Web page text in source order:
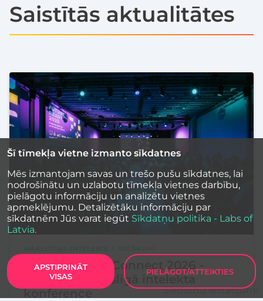
Saistītās aktualitātes
Rīgā notiks AI Connect 2026 -
vērienīga mākslīgā intelekta
konference
Šī tīmekļa vietne izmanto sīkdatnes
Mēs izmantojam savas un trešo pušu sīkdatnes, lai
nodrošinātu un uzlabotu tīmekļa vietnes darbību,
pielāgotu informāciju un analizētu vietnes
apmeklējumu. Detalizētāku informāciju par
sīkdatnēm Jūs varat iegūt Sīkdatņu politika - Labs of
Latvia.
APSTIPRINĀT
VISAS
PIELĀGOT/ATTEIKTIES
Sīkdatņu iestatījumi